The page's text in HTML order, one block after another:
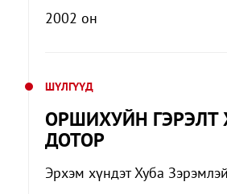
2002 он
ШҮЛГҮҮД
ОРШИХУЙН ГЭРЭЛТ
ДОТОР
Эрхэм хүндэт Хуба